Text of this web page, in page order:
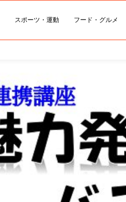
スポーツ・運動 フード・グルメ